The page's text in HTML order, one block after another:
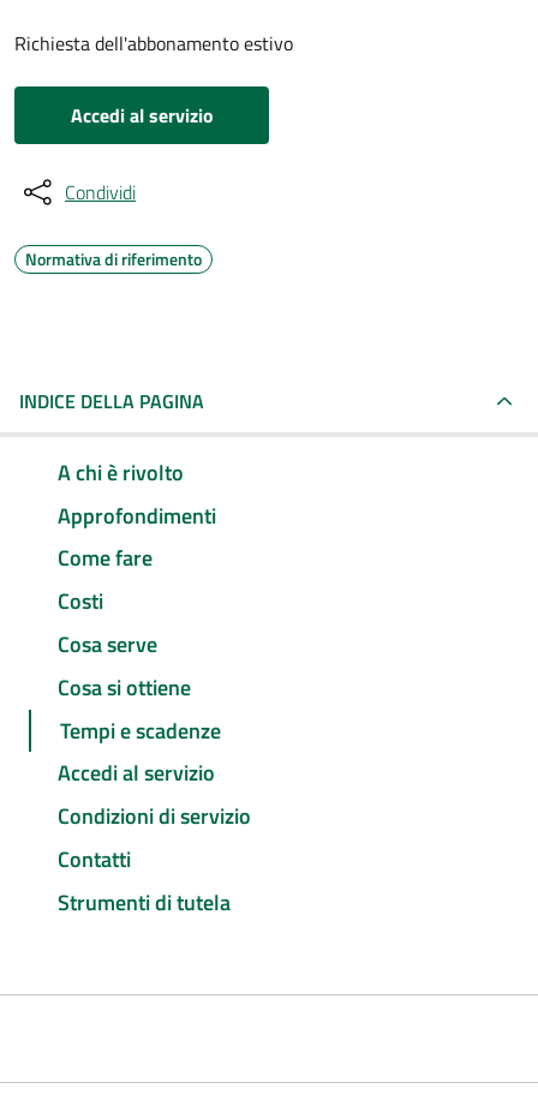
Richiesta dell'abbonamento estivo
Accedi al servizio
Condividi
Normativa di riferimento
INDICE DELLA PAGINA
A chi è rivolto
Approfondimenti
Come fare
Costi
Cosa serve
Cosa si ottiene
Tempi e scadenze
Accedi al servizio
Condizioni di servizio
Contatti
Strumenti di tutela